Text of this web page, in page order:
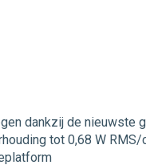
dankzij de nieuwste
tot 0,68 W